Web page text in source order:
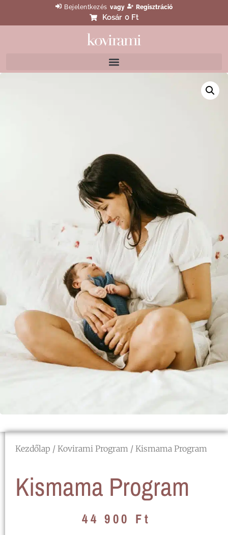
Bejelentkezés vagy Regisztráció
Kosár 0 Ft
Kezdőlap / Kovirami Program / Kismama Program
Kismama Program
44 900 Ft